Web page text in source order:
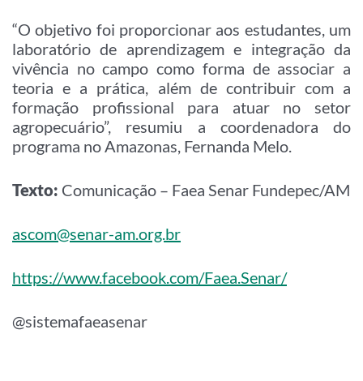
“O objetivo foi proporcionar aos estudantes, um
laboratório de aprendizagem e integração da
vivência no campo como forma de associar a
teoria e a prática, além de contribuir com a
formação profissional para atuar no setor
agropecuário”, resumiu a coordenadora do
programa no Amazonas, Fernanda Melo.
Texto: Comunicação – Faea Senar Fundepec/AM
ascom@senar-am.org.br
https://www.facebook.com/Faea.Senar/
@sistemafaeasenar